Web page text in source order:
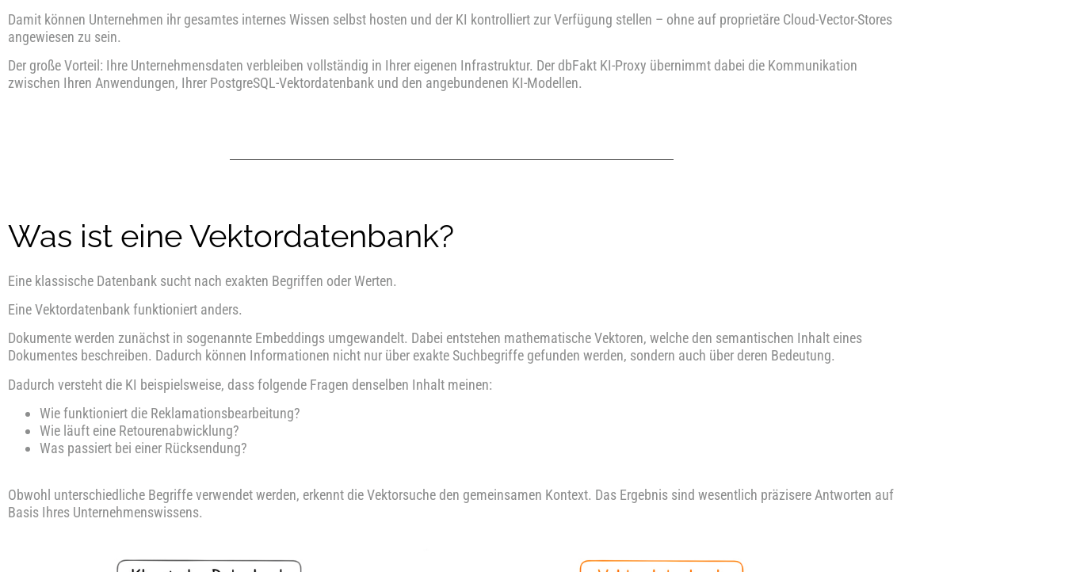
Damit können Unternehmen ihr gesamtes internes Wissen selbst hosten und der KI kontrolliert zur Verfügung stellen – ohne auf proprietäre Cloud-Vector-Stores
angewiesen zu sein.
Der große Vorteil: Ihre Unternehmensdaten verbleiben vollständig in Ihrer eigenen Infrastruktur. Der dbFakt KI-Proxy übernimmt dabei die Kommunikation
zwischen Ihren Anwendungen, Ihrer PostgreSQL-Vektordatenbank und den angebundenen KI-Modellen.
Was ist eine Vektordatenbank?
Eine klassische Datenbank sucht nach exakten Begriffen oder Werten.
Eine Vektordatenbank funktioniert anders.
Dokumente werden zunächst in sogenannte Embeddings umgewandelt. Dabei entstehen mathematische Vektoren, welche den semantischen Inhalt eines
Dokumentes beschreiben. Dadurch können Informationen nicht nur über exakte Suchbegriffe gefunden werden, sondern auch über deren Bedeutung.
Dadurch versteht die KI beispielsweise, dass folgende Fragen denselben Inhalt meinen:
Wie funktioniert die Reklamationsbearbeitung?
Wie läuft eine Retourenabwicklung?
Was passiert bei einer Rücksendung?
Obwohl unterschiedliche Begriffe verwendet werden, erkennt die Vektorsuche den gemeinsamen Kontext. Das Ergebnis sind wesentlich präzisere Antworten auf
Basis Ihres Unternehmenswissens.